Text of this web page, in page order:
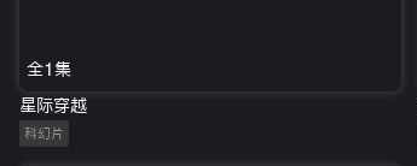
全1集
星际穿越
科幻片